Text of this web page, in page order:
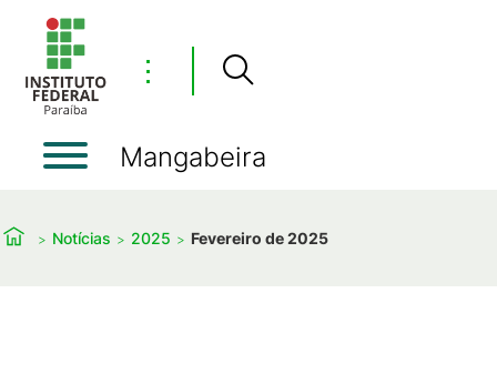
⋮
Mangabeira
Notícias 2025 Fevereiro de 2025